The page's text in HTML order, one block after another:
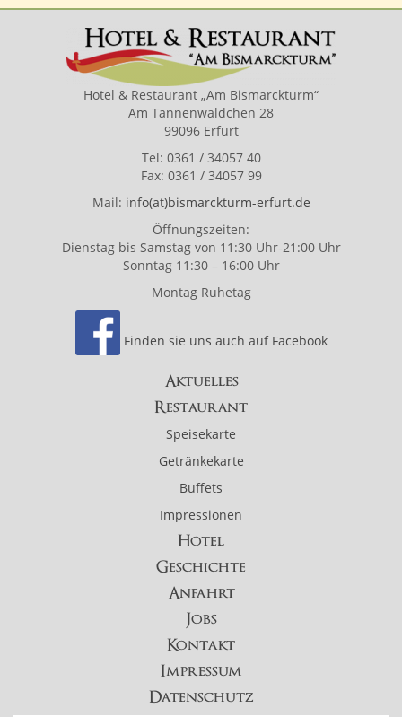
Hotel & Restaurant „Am Bismarckturm“
Am Tannenwäldchen 28
99096 Erfurt
Tel: 0361 / 34057 40
Fax: 0361 / 34057 99
Mail: info(at)bismarckturm-erfurt.de
Öffnungszeiten:
Dienstag bis Samstag von 11:30 Uhr-21:00 Uhr
Sonntag 11:30 – 16:00 Uhr
Montag Ruhetag
Finden sie uns auch auf Facebook
Aktuelles
Restaurant
Speisekarte
Getränkekarte
Buffets
Impressionen
Hotel
Geschichte
Anfahrt
Jobs
Kontakt
Impressum
Datenschutz